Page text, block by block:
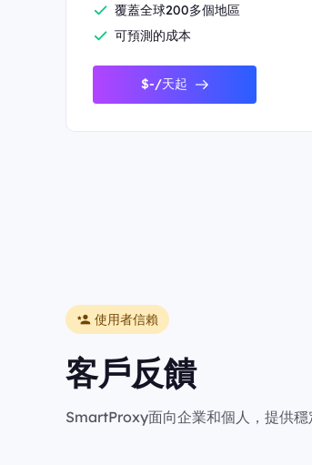
覆蓋全球200多個地區
可預測的成本
$-/天起
使用者信賴
客戶反饋
SmartProxy面向企業和個人，提供穩